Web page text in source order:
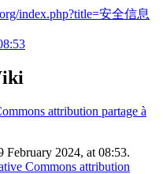
index.php?title=安全信息
attribution partage à
February 2024, at 08:53.
Commons attribution